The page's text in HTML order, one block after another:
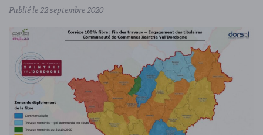
Publié le 22 septembre 2020